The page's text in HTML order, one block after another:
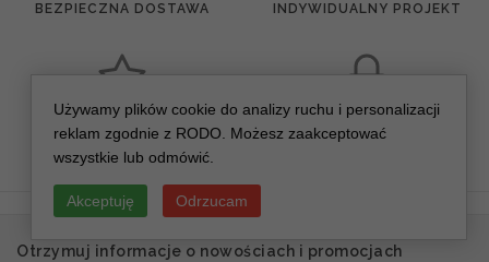
BEZPIECZNA DOSTAWA INDYWIDUALNY PROJEKT
WYSOKA JAKOŚĆ BEZPIECZNE PŁATNOŚCI
Otrzymuj informacje o nowościach i promocjach
Używamy plików cookie do analizy ruchu i personalizacji
reklam zgodnie z RODO. Możesz zaakceptować
wszystkie lub odmówić.
Akceptuję Odrzucam